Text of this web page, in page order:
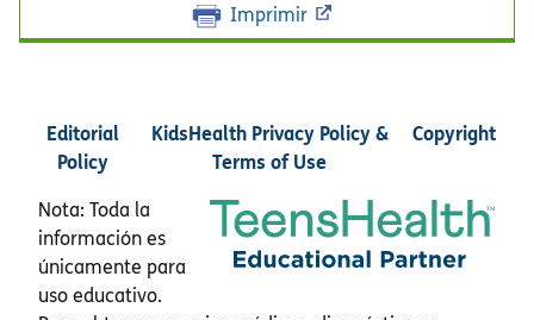
Imprimir
Editorial
Policy
KidsHealth Privacy Policy &
Terms of Use
Copyright
Nota: Toda la
información es
únicamente para
uso educativo.